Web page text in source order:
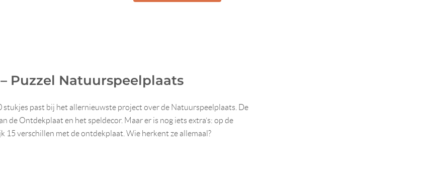
Puzzel Natuurspeelplaats
stukjes past bij het allernieuwste project over de Natuurspeelplaats. De
de Ontdekplaat en het speldecor. Maar er is nog iets extra’s: op de
15 verschillen met de ontdekplaat. Wie herkent ze allemaal?